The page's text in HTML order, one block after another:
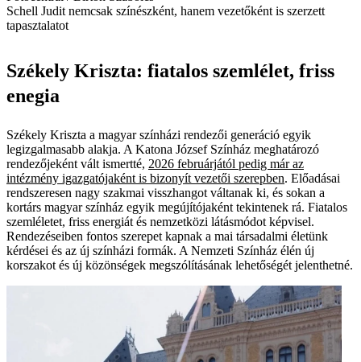
Schell Judit nemcsak színészként, hanem vezetőként is szerzett
tapasztalatot
Székely Kriszta: fiatalos szemlélet, friss
enegia
Székely Kriszta a magyar színházi rendezői generáció egyik
legizgalmasabb alakja. A Katona József Színház meghatározó
rendezőjeként vált ismertté, 2026 februárjától pedig már az
intézmény igazgatójaként is bizonyít vezetői szerepben. Előadásai
rendszeresen nagy szakmai visszhangot váltanak ki, és sokan a
kortárs magyar színház egyik megújítójaként tekintenek rá. Fiatalos
szemléletet, friss energiát és nemzetközi látásmódot képvisel.
Rendezéseiben fontos szerepet kapnak a mai társadalmi életünk
kérdései és az új színházi formák. A Nemzeti Színház élén új
korszakot és új közönségek megszólításának lehetőségét jelenthetné.